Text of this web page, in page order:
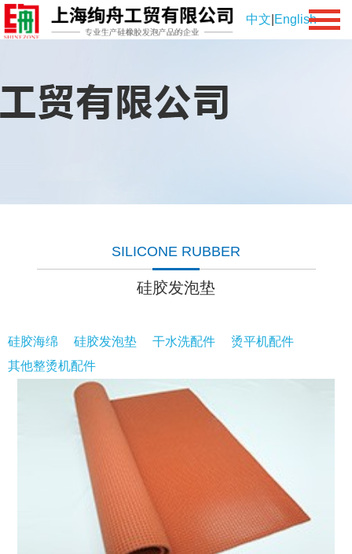
中文 English
SILICONE RUBBER
硅胶发泡垫
硅胶海绵 硅胶发泡垫 干水洗配件
烫平机配件
其他整烫机配件